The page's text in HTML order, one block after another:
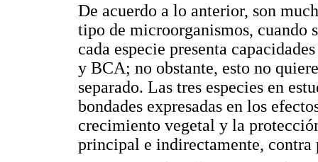
De acuerdo a lo anterior, son
tipo de microorganismos, cuando
cada especie presenta
y BCA; no obstante, esto no
separado. Las tres especies en
bondades expresadas en los
crecimiento vegetal y la
principal e indirectamente, contra